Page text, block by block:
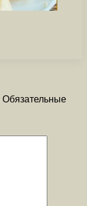
Обязательные